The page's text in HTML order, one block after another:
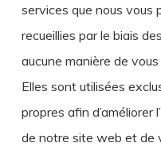
services que nous vous
recueillies par le biais
aucune manière de
Elles sont utilisées
propres afin
de notre site web et de